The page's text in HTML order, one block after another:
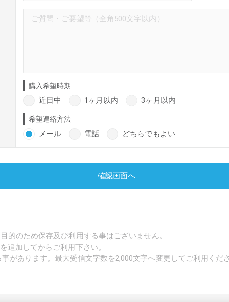
購入希望時期
近日中 1ヶ月以内 3ヶ月以内
希望連絡方法
メール 電話 どちらでもよい
確認画面へ
的のため保存及び利用する事はございません。
追加してからご利用下さい。
があります。最大受信文字数を2,000文字へ変更してご利用くだ